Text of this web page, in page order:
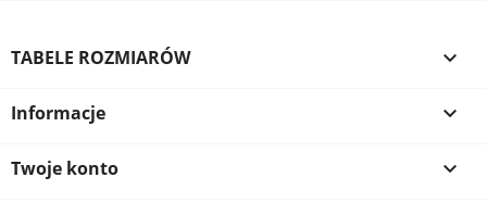
TABELE ROZMIARÓW 
Informacje 
Twoje konto 